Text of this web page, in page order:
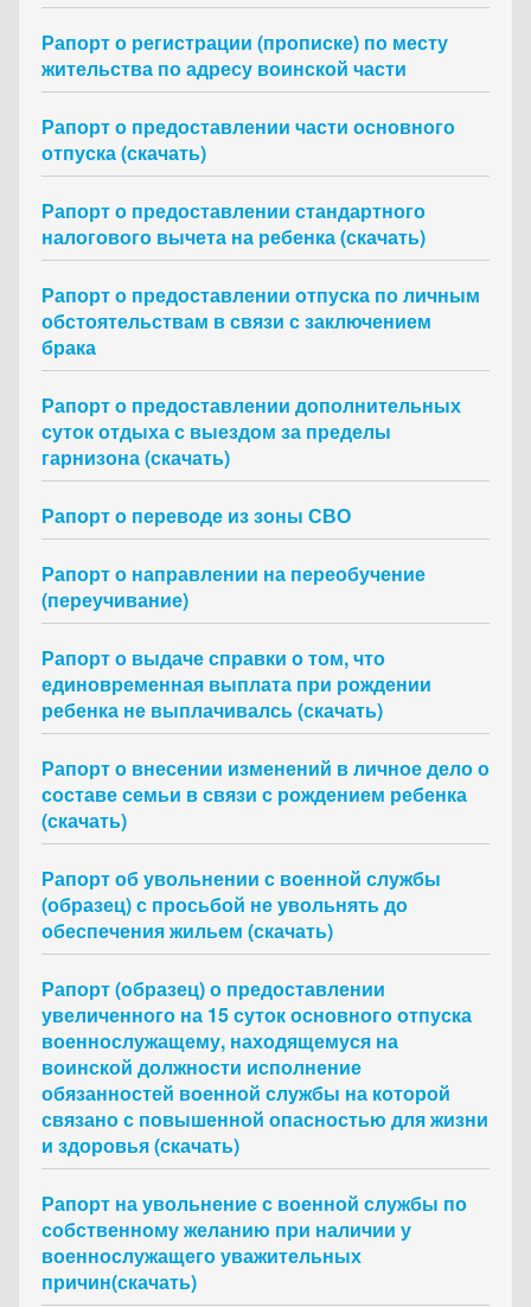
Рапорт о регистрации (прописке) по месту
жительства по адресу воинской части
Рапорт о предоставлении части основного
отпуска (скачать)
Рапорт о предоставлении стандартного
налогового вычета на ребенка (скачать)
Рапорт о предоставлении отпуска по личным
обстоятельствам в связи с заключением
брака
Рапорт о предоставлении дополнительных
суток отдыха с выездом за пределы
гарнизона (скачать)
Рапорт о переводе из зоны СВО
Рапорт о направлении на переобучение
(переучивание)
Рапорт о выдаче справки о том, что
единовременная выплата при рождении
ребенка не выплачивалсь (скачать)
Рапорт о внесении изменений в личное дело о
составе семьи в связи с рождением ребенка
(скачать)
Рапорт об увольнении с военной службы
(образец) с просьбой не увольнять до
обеспечения жильем (скачать)
Рапорт (образец) о предоставлении
увеличенного на 15 суток основного отпуска
военнослужащему, находящемуся на
воинской должности исполнение
обязанностей военной службы на которой
связано с повышенной опасностью для жизни
и здоровья (скачать)
Рапорт на увольнение с военной службы по
собственному желанию при наличии у
военнослужащего уважительных
причин(скачать)